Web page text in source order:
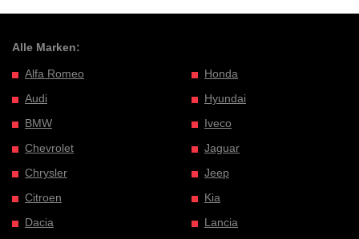
Alle Marken:
Alfa Romeo
Audi
BMW
Chevrolet
Chrysler
Citroen
Dacia
Honda
Hyundai
Iveco
Jaguar
Jeep
Kia
Lancia